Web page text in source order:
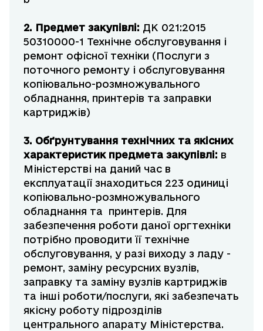
2. Предмет закупівлі: ДК 021:2015
50310000-1 Технічне обслуговування і
ремонт офісної техніки (Послуги з
поточного ремонту і обслуговування
копіювально-розмножувального
обладнання, принтерів та заправки
картриджів)
3. Обґрунтування технічних та якісних
характеристик предмета закупівлі: в
Міністерстві на даний час в
експлуатації знаходиться 223 одиниці
копіювально-розмножувального
обладнання та принтерів. Для
забезпечення роботи даної оргтехніки
потрібно проводити її технічне
обслуговування, у разі виходу з ладу -
ремонт, заміну ресурсних вузлів,
заправку та заміну вузлів картриджів
та інші роботи/послуги, які забезпечать
якісну роботу підрозділів
центрального апарату Міністерства.